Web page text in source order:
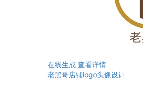
在线生成 查看详情
老黑哥店铺logo头像设计